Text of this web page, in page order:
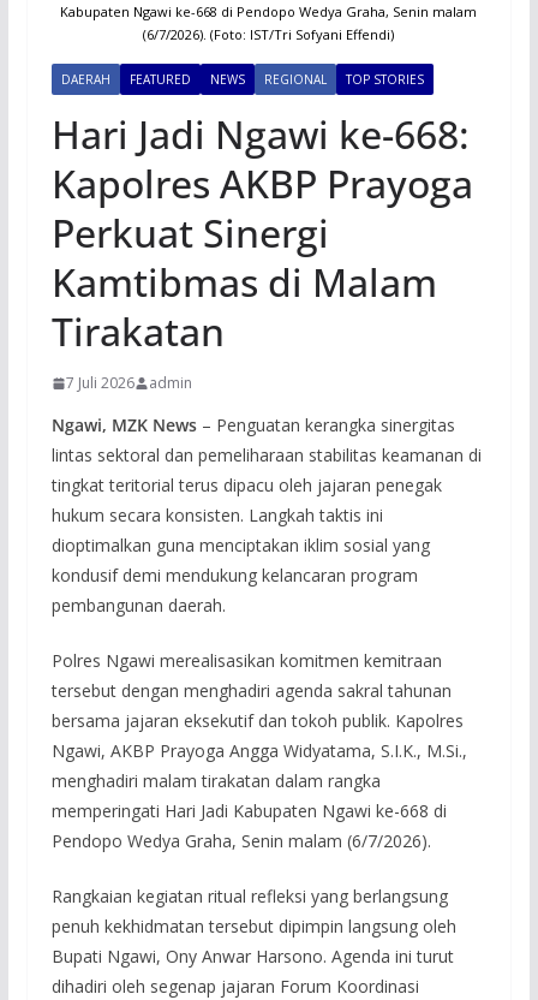
Kabupaten Ngawi ke-668 di Pendopo Wedya Graha, Senin malam
(6/7/2026). (Foto: IST/Tri Sofyani Effendi)
DAERAH FEATURED NEWS REGIONAL TOP STORIES
Hari Jadi Ngawi ke-668:
Kapolres AKBP Prayoga
Perkuat Sinergi
Kamtibmas di Malam
Tirakatan
7 Juli 2026 admin
Ngawi, MZK News– Penguatan kerangka sinergitas
lintas sektoral dan pemeliharaan stabilitas keamanan di
tingkat teritorial terus dipacu oleh jajaran penegak
hukum secara konsisten. Langkah taktis ini
dioptimalkan guna menciptakan iklim sosial yang
kondusif demi mendukung kelancaran program
pembangunan daerah.
Polres Ngawi merealisasikan komitmen kemitraan
tersebut dengan menghadiri agenda sakral tahunan
bersama jajaran eksekutif dan tokoh publik. Kapolres
Ngawi, AKBP Prayoga Angga Widyatama, S.I.K., M.Si.,
menghadiri malam tirakatan dalam rangka
memperingati Hari Jadi Kabupaten Ngawi ke-668 di
Pendopo Wedya Graha, Senin malam (6/7/2026).
Rangkaian kegiatan ritual refleksi yang berlangsung
penuh kekhidmatan tersebut dipimpin langsung oleh
Bupati Ngawi, Ony Anwar Harsono. Agenda ini turut
dihadiri oleh segenap jajaran Forum Koordinasi